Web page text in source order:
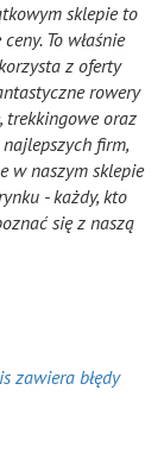
sklepie to
To właśnie
z oferty
rowery
trekkingowe oraz
firm,
w naszym sklepie
- każdy, kto
się z naszą
zawiera błędy